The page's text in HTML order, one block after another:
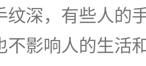
纹深，有些人的
不影响人的生活